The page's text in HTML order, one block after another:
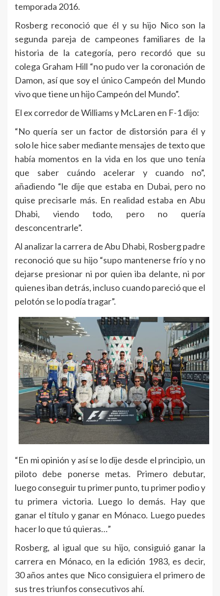
temporada 2016.
Rosberg reconoció que él y su hijo Nico son la
segunda pareja de campeones familiares de la
historia de la categoría, pero recordó que su
colega Graham Hill “no pudo ver la coronación de
Damon, así que soy el único Campeón del Mundo
vivo que tiene un hijo Campeón del Mundo”.
El ex corredor de Williams y McLaren en F-1 dijo:
“No quería ser un factor de distorsión para él y
solo le hice saber mediante mensajes de texto que
había momentos en la vida en los que uno tenía
que saber cuándo acelerar y cuando no”,
añadiendo “le dije que estaba en Dubai, pero no
quise precisarle más. En realidad estaba en Abu
Dhabi, viendo todo, pero no quería
desconcentrarle”.
Al analizar la carrera de Abu Dhabi, Rosberg padre
reconoció que su hijo “supo mantenerse frío y no
dejarse presionar ni por quien iba delante, ni por
quienes iban detrás, incluso cuando pareció que el
pelotón se lo podía tragar”.
“En mi opinión y así se lo dije desde el principio, un
piloto debe ponerse metas. Primero debutar,
luego conseguir tu primer punto, tu primer podio y
tu primera victoria. Luego lo demás. Hay que
ganar el título y ganar en Mónaco. Luego puedes
hacer lo que tú quieras…”
Rosberg, al igual que su hijo, consiguió ganar la
carrera en Mónaco, en la edición 1983, es decir,
30 años antes que Nico consiguiera el primero de
sus tres triunfos consecutivos ahí.